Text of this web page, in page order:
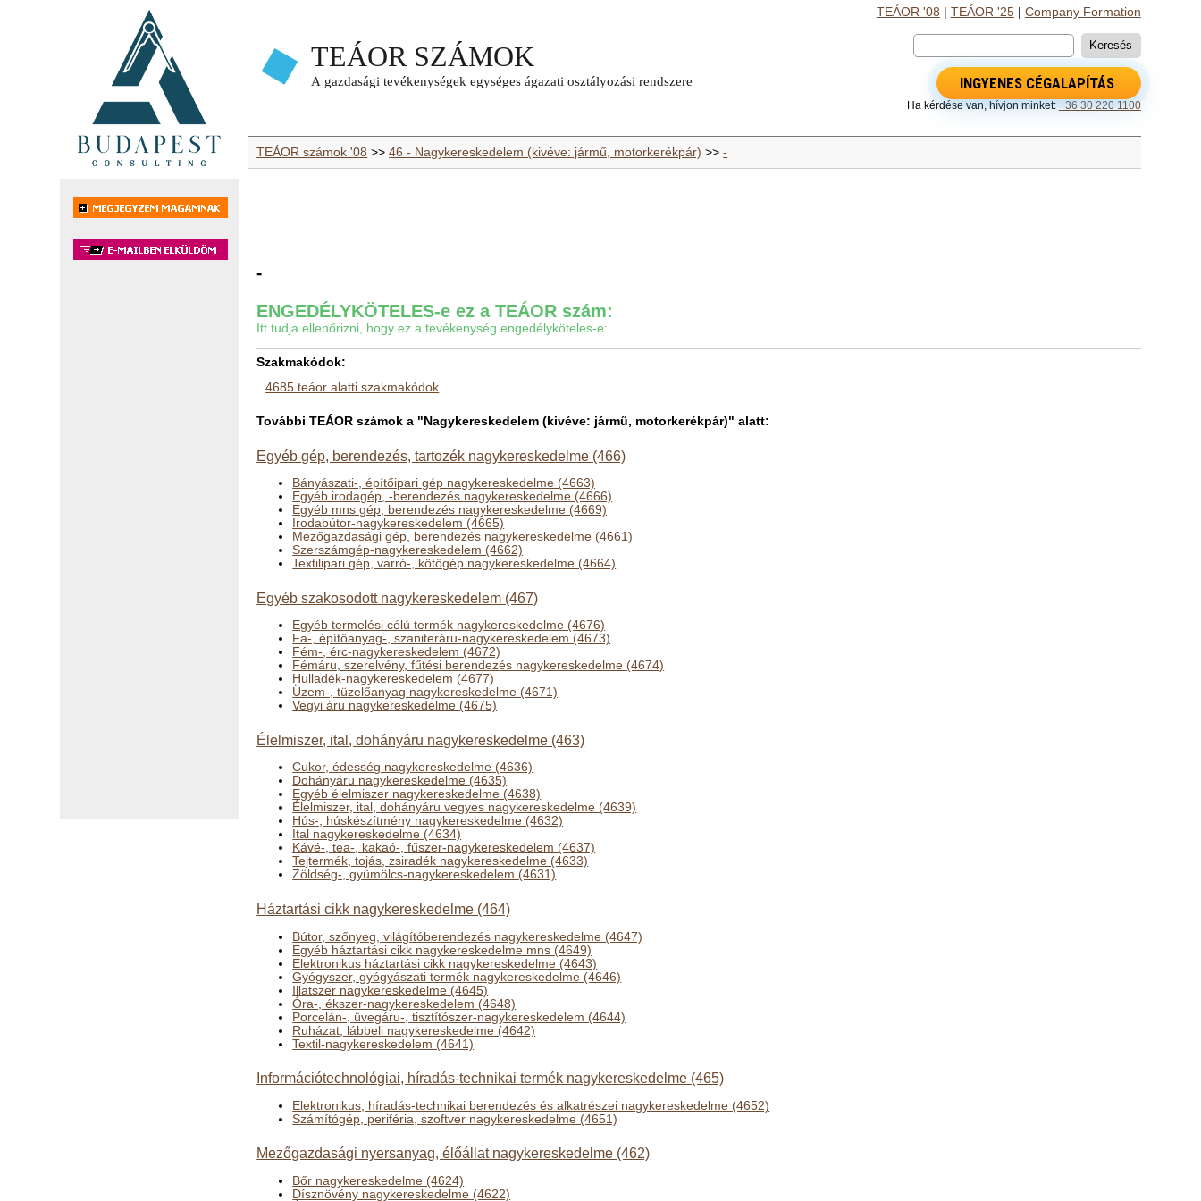
TEÁOR '08 TEÁOR '25| Company Formation
INGYENES CÉGALAPÍTÁS
Ha kérdése van, hívjon minket: +36 30 220 1100
TEÁOR számok '08 >>46 - Nagykereskedelem (kivéve: jármű, motorkerékpár) >>-
-
ENGEDÉLYKÖTELES-e ez a TEÁOR szám:
Itt tudja ellenőrizni, hogy ez a tevékenység engedélyköteles-e:
Szakmakódok:
4685 teáor alatti szakmakódok
További TEÁOR számok a "Nagykereskedelem (kivéve: jármű, motorkerékpár)" alatt:
Egyéb gép, berendezés, tartozék nagykereskedelme (466)
Bányászati-, építőipari gép nagykereskedelme (4663)
Egyéb irodagép, -berendezés nagykereskedelme (4666)
Egyéb mns gép, berendezés nagykereskedelme (4669)
Irodabútor-nagykereskedelem (4665)
Mezőgazdasági gép, berendezés nagykereskedelme (4661)
Szerszámgép-nagykereskedelem (4662)
Textilipari gép, varró-, kötőgép nagykereskedelme (4664)
Egyéb szakosodott nagykereskedelem (467)
Egyéb termelési célú termék nagykereskedelme (4676)
Fa-, építőanyag-, szaniteráru-nagykereskedelem (4673)
Fém-, érc-nagykereskedelem (4672)
Fémáru, szerelvény, fűtési berendezés nagykereskedelme (4674)
Hulladék-nagykereskedelem (4677)
Üzem-, tüzelőanyag nagykereskedelme (4671)
Vegyi áru nagykereskedelme (4675)
Élelmiszer, ital, dohányáru nagykereskedelme (463)
Cukor, édesség nagykereskedelme (4636)
Dohányáru nagykereskedelme (4635)
Egyéb élelmiszer nagykereskedelme (4638)
Élelmiszer, ital, dohányáru vegyes nagykereskedelme (4639)
Hús-, húskészítmény nagykereskedelme (4632)
Ital nagykereskedelme (4634)
Kávé-, tea-, kakaó-, fűszer-nagykereskedelem (4637)
Tejtermék, tojás, zsiradék nagykereskedelme (4633)
Zöldség-, gyümölcs-nagykereskedelem (4631)
Háztartási cikk nagykereskedelme (464)
Bútor, szőnyeg, világítóberendezés nagykereskedelme (4647)
Egyéb háztartási cikk nagykereskedelme mns (4649)
Elektronikus háztartási cikk nagykereskedelme (4643)
Gyógyszer, gyógyászati termék nagykereskedelme (4646)
Illatszer nagykereskedelme (4645)
Óra-, ékszer-nagykereskedelem (4648)
Porcelán-, üvegáru-, tisztítószer-nagykereskedelem (4644)
Ruházat, lábbeli nagykereskedelme (4642)
Textil-nagykereskedelem (4641)
Információtechnológiai, híradás-technikai termék nagykereskedelme (465)
Elektronikus, híradás-technikai berendezés és alkatrészei nagykereskedelme (4652)
Számítógép, periféria, szoftver nagykereskedelme (4651)
Mezőgazdasági nyersanyag, élőállat nagykereskedelme (462)
Bőr nagykereskedelme (4624)
Dísznövény nagykereskedelme (4622)